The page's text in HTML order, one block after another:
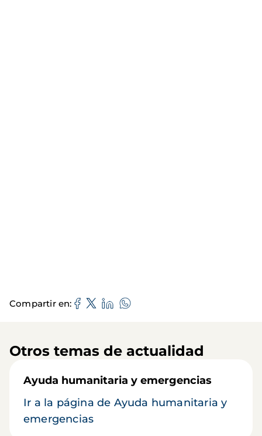
Compartir en
Otros temas de actualidad
Ayuda humanitaria y emergencias
Ir a la página de Ayuda humanitaria y
emergencias